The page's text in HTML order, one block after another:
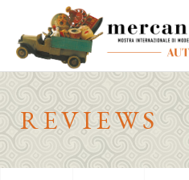
REVIEWS